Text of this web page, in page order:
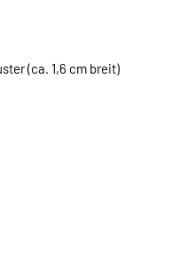
(ca. 1,6 cm breit)